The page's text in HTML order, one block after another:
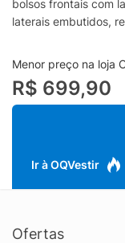
bolsos frontais com
laterais embutidos,
contrastantes e tag
por botões e
clássica- Mangas
com lapela- Bolsos
pespontos- Barra
Menor preço na loja
R$ 699,90
Ir à OQVestir
Ofertas